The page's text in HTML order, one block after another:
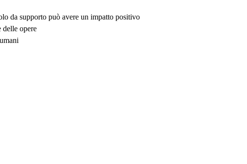
da supporto può avere un impatto positivo
delle opere